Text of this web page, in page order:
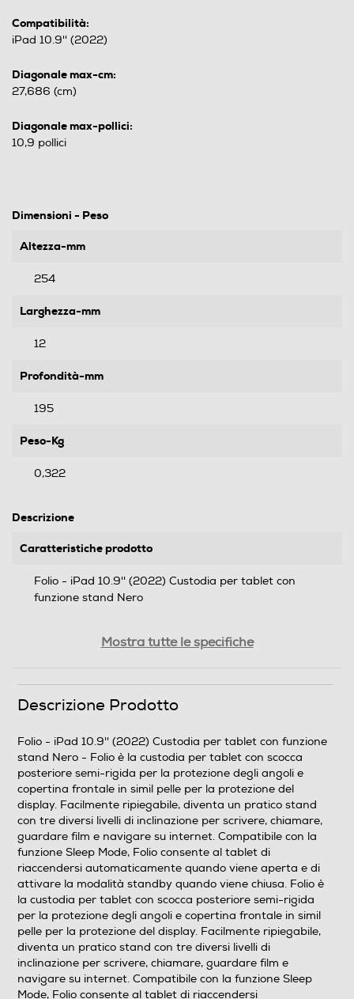
Compatibilità:
iPad 10.9'' (2022)
Diagonale max-cm:
27,686 (cm)
Diagonale max-pollici:
10,9 pollici
Dimensioni - Peso
Altezza-mm
254
Larghezza-mm
12
Profondità-mm
195
Peso-Kg
0,322
Descrizione
Caratteristiche prodotto
Folio - iPad 10.9'' (2022) Custodia per tablet con
funzione stand Nero
Compatibilità
iPad 10.9'' (2022)
Diagonale max-cm
27,686
Diagonale max-pollici
10,9
Materiale
Combinazione di più materiali
Mostra tutte le specifiche
Descrizione Prodotto
Folio - iPad 10.9'' (2022) Custodia per tablet con funzione
stand Nero - Folio è la custodia per tablet con scocca
posteriore semi-rigida per la protezione degli angoli e
copertina frontale in simil pelle per la protezione del
display. Facilmente ripiegabile, diventa un pratico stand
con tre diversi livelli di inclinazione per scrivere, chiamare,
guardare film e navigare su internet. Compatibile con la
funzione Sleep Mode, Folio consente al tablet di
riaccendersi automaticamente quando viene aperta e di
attivare la modalità standby quando viene chiusa. Folio è
la custodia per tablet con scocca posteriore semi-rigida
per la protezione degli angoli e copertina frontale in simil
pelle per la protezione del display. Facilmente ripiegabile,
diventa un pratico stand con tre diversi livelli di
inclinazione per scrivere, chiamare, guardare film e
navigare su internet. Compatibile con la funzione Sleep
Mode, Folio consente al tablet di riaccendersi